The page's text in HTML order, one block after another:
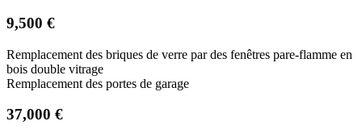
9,500 €
Remplacement des briques de verre par des fenêtres pare-flamme en
bois double vitrage
Remplacement des portes de garage
37,000 €